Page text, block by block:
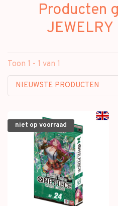
Producten
Toon 1 - 1 van 1
NIEUWSTE PRODUCTEN
niet op voorraad